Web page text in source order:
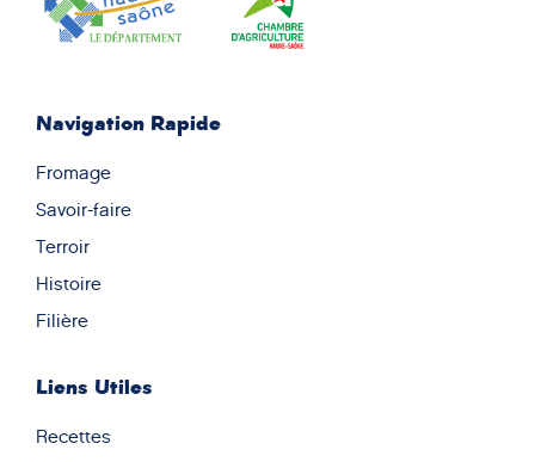
Navigation Rapide
Fromage
Savoir-faire
Terroir
Histoire
Filière
Liens Utiles
Recettes